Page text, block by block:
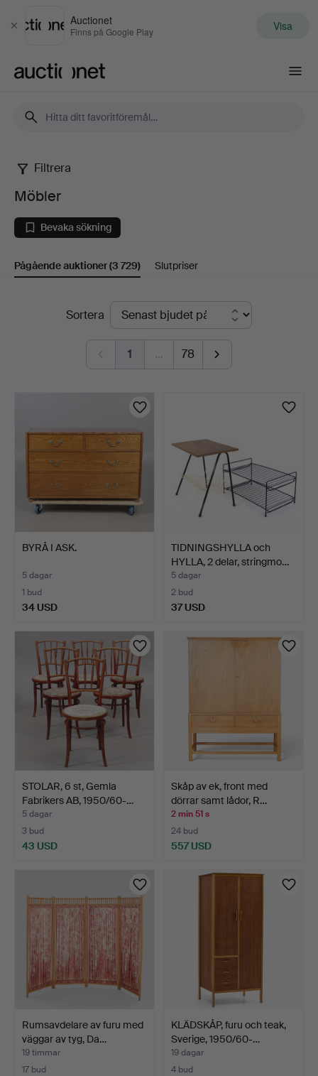
Stäng
Auctionet
Finns på Google Play Visa
Möbler
Filtrera
Möbler
Bevaka sökning
Pågående auktioner(3 729) Slutpriser
PågåendeSortera
1 … 78
BYRÅ I ASK.
5 dagar
1 bud
34 USD
TIDNINGSHYLLA och
HYLLA, 2 delar, stringmo…
5 dagar
2 bud
37 USD
STOLAR, 6 st, Gemla
Fabrikers AB, 1950/60-…
5 dagar
3 bud
43 USD
Skåp av ek, front med
dörrar samt lådor, R…
2 min 51 s
24 bud
557 USD
Rumsavdelare av furu med
väggar av tyg, Da…
19 timmar
17 bud
KLÄDSKÅP, furu och teak,
Sverige, 1950/60-…
19 dagar
4 bud